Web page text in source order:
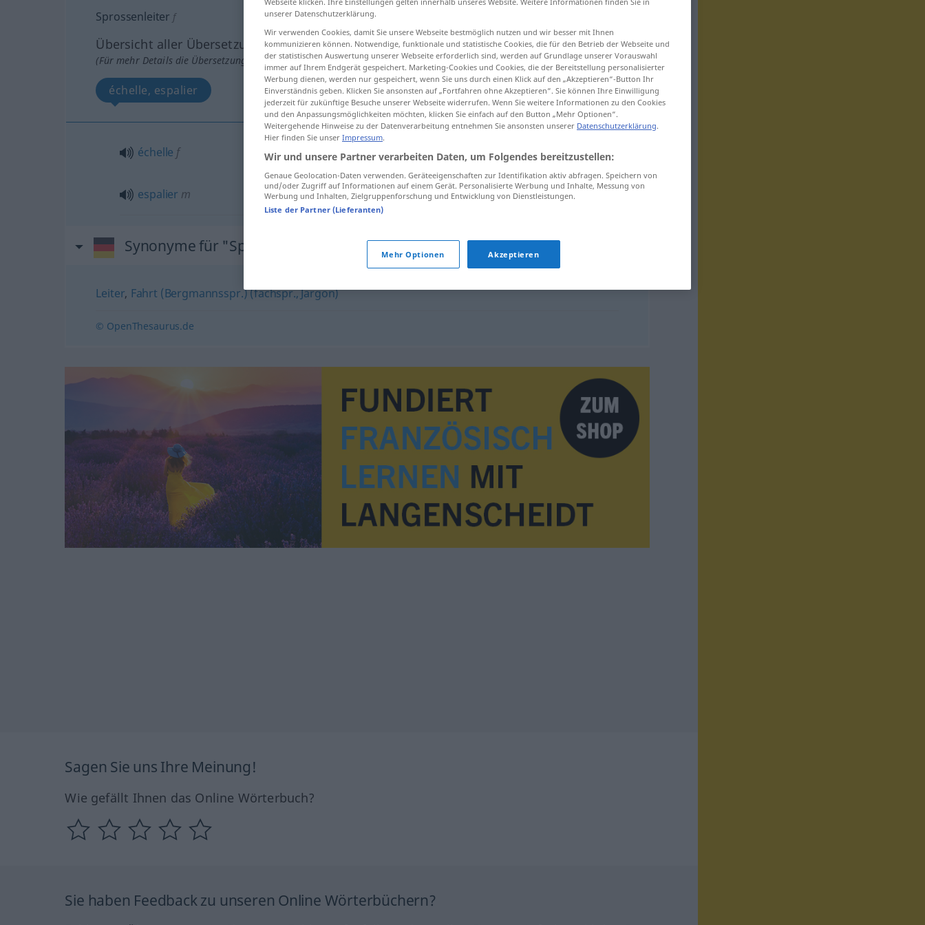
Sprossenleiter f
Übersicht aller Übersetzungen
(Für mehr Details die Übersetzung anklicken/antippen)
échelle, espalier
échelle f Sprossenleiter
espalier m Sprossenleiter SPORT
Synonyme für "Sprossenleiter"
Leiter, Fahrt (Bergmannsspr.) (fachspr., Jargon)
© OpenThesaurus.de
Sagen Sie uns Ihre Meinung!
Wie gefällt Ihnen das Online Wörterbuch?
Sie haben Feedback zu unseren Online Wörterbüchern?
unserer Datenschutzerklärung.
Wir verwenden Cookies, damit Sie unsere Webseite bestmöglich nutzen und wir besser mit Ihnen
kommunizieren können. Notwendige, funktionale und statistische Cookies, die für den Betrieb der Webseite und
der statistischen Auswertung unserer Webseite erforderlich sind, werden auf Grundlage unserer Vorauswahl
immer auf Ihrem Endgerät gespeichert. Marketing-Cookies und Cookies, die der Bereitstellung personalisierter
Werbung dienen, werden nur gespeichert, wenn Sie uns durch einen Klick auf den „Akzeptieren“-Button Ihr
Einverständnis geben. Klicken Sie ansonsten auf „Fortfahren ohne Akzeptieren“. Sie können Ihre Einwilligung
jederzeit für zukünftige Besuche unserer Webseite widerrufen. Wenn Sie weitere Informationen zu den Cookies
und den Anpassungsmöglichkeiten möchten, klicken Sie einfach auf den Button „Mehr Optionen“.
Weitergehende Hinweise zu der Datenverarbeitung entnehmen Sie ansonsten unserer Datenschutzerklärung.
Hier finden Sie unser Impressum.
Wir und unsere Partner verarbeiten Daten, um Folgendes bereitzustellen:
Genaue Geolocation-Daten verwenden. Geräteeigenschaften zur Identifikation aktiv abfragen. Speichern von
und/oder Zugriff auf Informationen auf einem Gerät. Personalisierte Werbung und Inhalte, Messung von
Werbung und Inhalten, Zielgruppenforschung und Entwicklung von Dienstleistungen.
Liste der Partner (Lieferanten)
Mehr Optionen Akzeptieren